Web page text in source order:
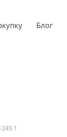
Блог